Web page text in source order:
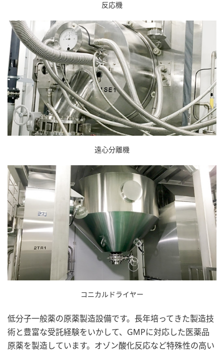
反応機
遠心分離機
コニカルドライヤー
低分子一般薬の原薬製造設備です。長年培ってきた製造技
術と豊富な受託経験をいかして、GMPに対応した医薬品
原薬を製造しています。オゾン酸化反応など特殊性の高い